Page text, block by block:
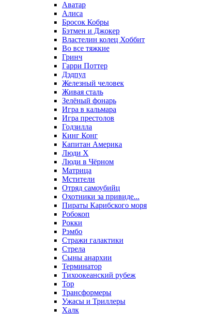
Аватар
Алиса
Бросок Кобры
Бэтмен и Джокер
Властелин колец Хоббит
Во все тяжкие
Гринч
Гарри Поттер
Дэдпул
Железный человек
Живая сталь
Зелёный фонарь
Игра в кальмара
Игра престолов
Годзилла
Кинг Конг
Капитан Америка
Люди X
Люди в Чёрном
Матрица
Мстители
Отряд самоубийц
Охотники за привиде...
Пираты Карибского моря
Робокоп
Рокки
Рэмбо
Стражи галактики
Стрела
Сыны анархии
Терминатор
Тихоокеанский рубеж
Тор
Трансформеры
Ужасы и Триллеры
Халк